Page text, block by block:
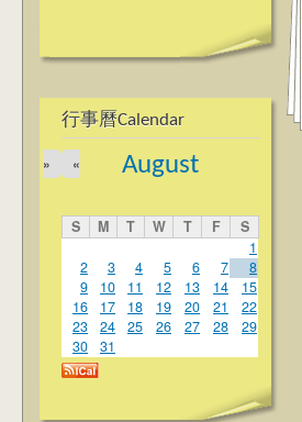
行事曆Calendar
August
«
»
S M T W T F
S
1
2
3 4 5 6 7
8
9
10 11 12 13 14
15
16
17 18 19 20 21
22
23
24 25 26 27 28
29
30
31